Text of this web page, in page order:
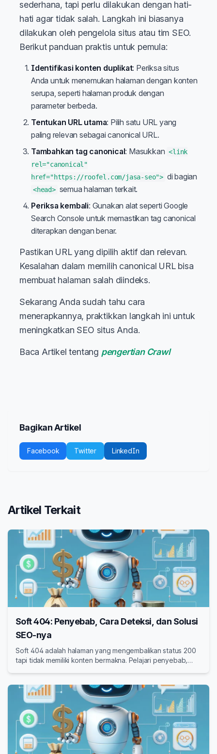
sederhana, tapi perlu dilakukan dengan hati-
hati agar tidak salah. Langkah ini biasanya
dilakukan oleh pengelola situs atau tim SEO.
Berikut panduan praktis untuk pemula:
Identifikasi konten duplikat: Periksa situs
Anda untuk menemukan halaman dengan konten
serupa, seperti halaman produk dengan
parameter berbeda.
Tentukan URL utama: Pilih satu URL yang
paling relevan sebagai canonical URL.
Tambahkan tag canonical: Masukkan <link
rel="canonical"
href="https://roofel.com/jasa-seo"> di bagian
<head> semua halaman terkait.
Periksa kembali: Gunakan alat seperti Google
Search Console untuk memastikan tag canonical
diterapkan dengan benar.
Pastikan URL yang dipilih aktif dan relevan.
Kesalahan dalam memilih canonical URL bisa
membuat halaman salah diindeks.
Sekarang Anda sudah tahu cara
menerapkannya, praktikkan langkah ini untuk
meningkatkan SEO situs Anda.
Baca Artikel tentang pengertian Crawl
Bagikan Artikel
Facebook Twitter LinkedIn
Artikel Terkait
Soft 404: Penyebab, Cara Deteksi, dan Solusi
SEO-nya
Soft 404 adalah halaman yang mengembalikan status 200
tapi tidak memiliki konten bermakna. Pelajari penyebab,